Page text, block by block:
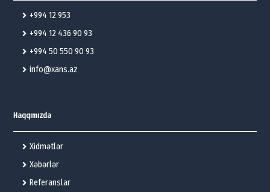
+994 12 953
+994 12 436 90 93
+994 50 550 90 93
info@xans.az
Haqqımızda
Xidmətlər
Xəbərlər
Referanslar